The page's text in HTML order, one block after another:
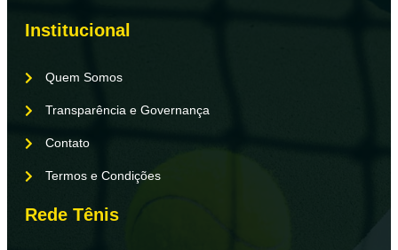
Institucional
Quem Somos
Transparência e Governança
Contato
Termos e Condições
Rede Tênis